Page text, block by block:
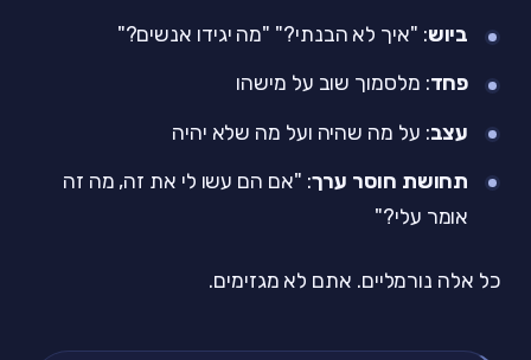
ביוש: "איך לא הבנתי?" "מה יגידו אנשים?"
פחד: מלסמוך שוב על מישהו
עצב: על מה שהיה ועל מה שלא יהיה
תחושת חוסר ערך: "אם הם עשו לי את זה, מה זה
אומר עלי?"
כל אלה נורמליים. אתם לא מגזימים.